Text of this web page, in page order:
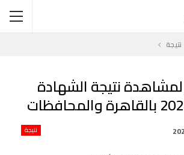
نتيجة
نتيجة الشهادة
نتيجة